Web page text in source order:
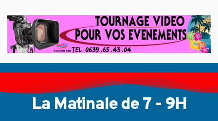
La Matinale de 7 - 9H